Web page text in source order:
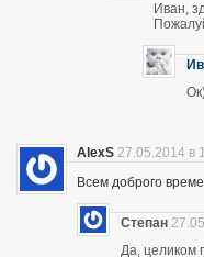
Иван,
AlexS 27.05.2014 в
Всем доброго
Степан
Да, целиком